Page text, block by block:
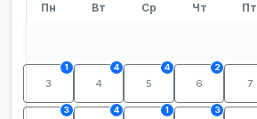
Пн Вт Ср Чт Пт
3
1
4
4
5
4
6
2
7
3 4 1 3